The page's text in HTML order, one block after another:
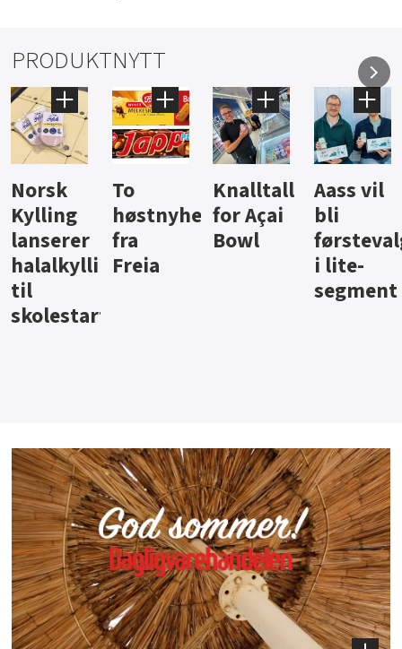
PRODUKTNYTT
Knalltall
for Açai
Bowl
Aass vil
bli
førstevalg
i lite-
Brus og
jus fra
Berentsen
Hard
iste fra
Hansa